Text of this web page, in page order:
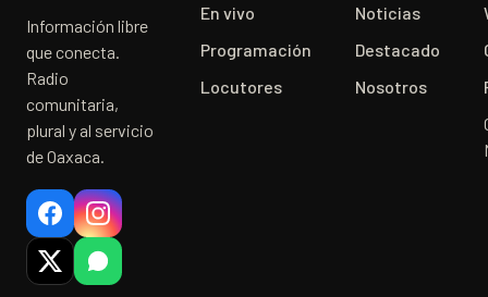
Información libre
que conecta.
Radio
comunitaria,
plural y al servicio
de Oaxaca.
En vivo
Programación
Locutores
Noticias
Destacado
Nosotros